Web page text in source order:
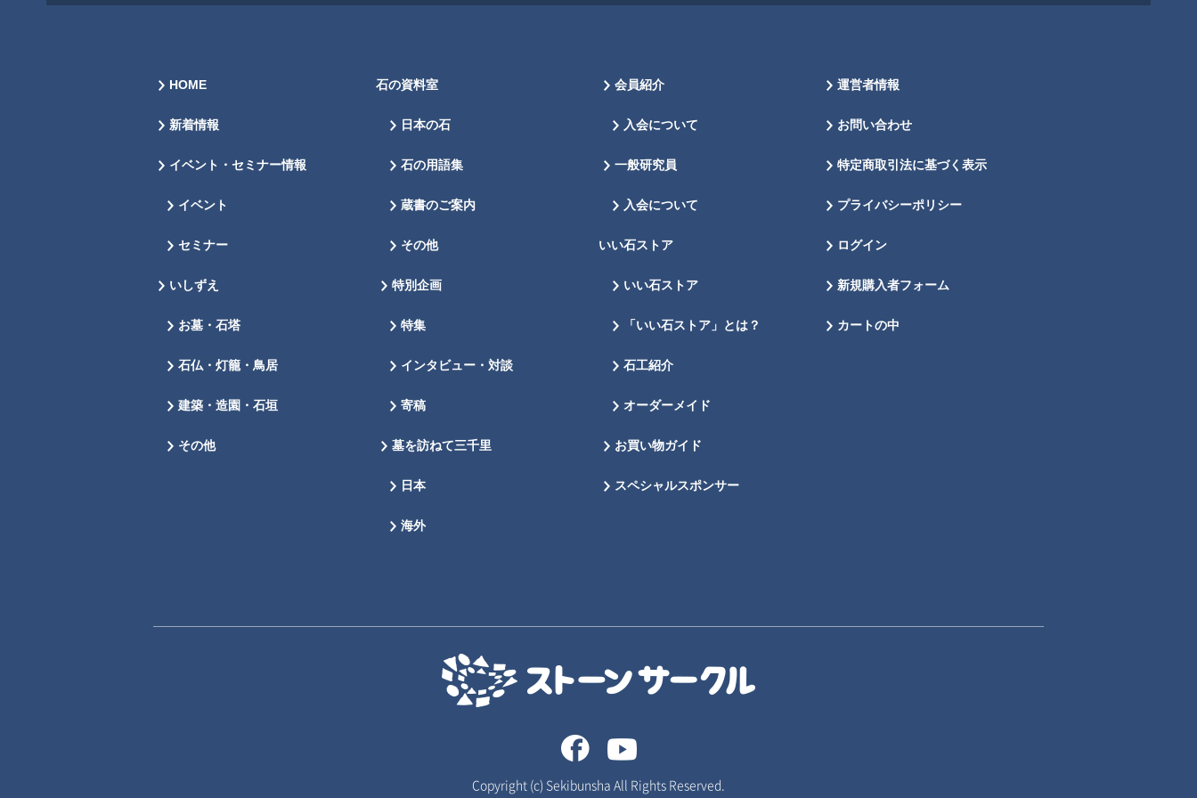
HOME
新着情報
イベント・セミナー情報
イベント
セミナー
いしずえ
お墓・石塔
石仏・灯籠・鳥居
建築・造園・石垣
その他
石の資料室
日本の石
石の用語集
蔵書のご案内
その他
特別企画
特集
インタビュー・対談
寄稿
墓を訪ねて三千里
日本
海外
会員紹介
入会について
一般研究員
入会について
いい石ストア
いい石ストア
「いい石ストア」とは？
石工紹介
オーダーメイド
お買い物ガイド
スペシャルスポンサー
運営者情報
お問い合わせ
特定商取引法に基づく表示
プライバシーポリシー
ログイン
新規購入者フォーム
カートの中
Copyright (c) Sekibunsha All Rights Reserved.